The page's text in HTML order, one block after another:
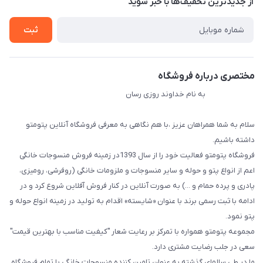
راهنما
ثبت
مختصری درباره فروشگاه
به نام خداوند روزی رسان
سلام به شما همراهان عزیز ،با هم نگاهی به معرفی فروشگاه آنلاین پتومتو
داشته باشیم.
فروشگاه پتومتو فعالیت خود را از سال 1393در زمینه فروش منسوجات خانگی
اعم از انواع پتو و حوله و سایر منسوجات و ملزومات خانگی (روفرشی، رومیزی،
پادری و پرده حمام و ...) به صورت آنلاین در کنار فروش آفلاین شروع کرد و در
ادامه با ثبت رسمی برند با عنوان «شایسته» اقدام به تولید در زمینه انواع حوله و
پتو نمود.
مجموعه پتومتو همواره با تمرکز بر رعایت شعار "کیفیت مناسب با بهترین قیمت"
سعی در جلب رضایت مشتری دارد.